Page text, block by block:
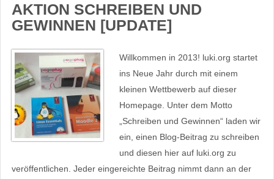
AKTION SCHREIBEN UND
GEWINNEN [UPDATE]
Willkommen in 2013! luki.org startet
ins Neue Jahr durch mit einem
kleinen Wettbewerb auf dieser
Homepage. Unter dem Motto
„Schreiben und Gewinnen“ laden wir
ein, einen Blog-Beitrag zu schreiben
und diesen hier auf luki.org zu
veröffentlichen. Jeder eingereichte Beitrag nimmt dann an der